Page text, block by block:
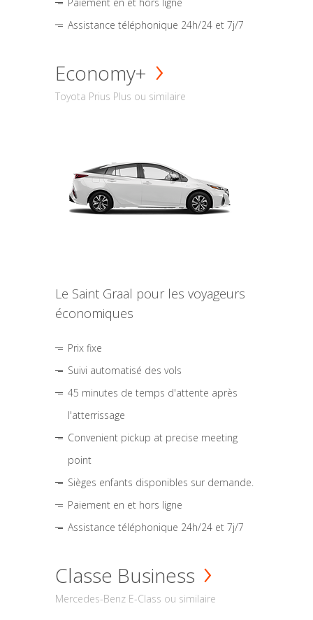
Assistance téléphonique 24h/24 et 7j/7
Economy+
Toyota Prius Plus ou similaire
Le Saint Graal pour les voyageurs
économiques
Prix fixe
Suivi automatisé des vols
45 minutes de temps d'attente après
l'atterrissage
Convenient pickup at precise meeting
point
Sièges enfants disponibles sur demande.
Paiement en et hors ligne
Assistance téléphonique 24h/24 et 7j/7
Classe Business
Mercedes-Benz E-Class ou similaire